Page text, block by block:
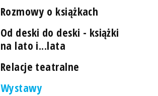
Rozmowy o książkach
Od deski do deski - książki
na lato i...lata
Relacje teatralne
Wystawy